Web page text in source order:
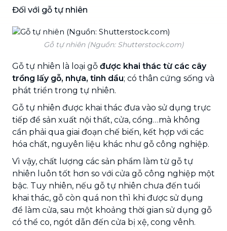
Đối với gỗ tự nhiên
Gỗ tự nhiên (Nguồn: Shutterstock.com)
Gỗ tự nhiên là loại gỗ được khai thác từ các cây
trồng lấy gỗ, nhựa, tinh dầu; có thân cứng sống và
phát triển trong tự nhiên.
Gỗ tự nhiên được khai thác đưa vào sử dụng trực
tiếp để sản xuất nội thất, cửa, cổng…mà không
cần phải qua giai đoạn chế biến, kết hợp với các
hóa chất, nguyên liệu khác như gỗ công nghiệp.
Vì vậy, chất lượng các sản phẩm làm từ gỗ tự
nhiên luôn tốt hơn so với cửa gỗ công nghiệp một
bậc. Tuy nhiên, nếu gỗ tự nhiên chưa đến tuổi
khai thác, gỗ còn quá non thì khi được sử dụng
để làm cửa, sau một khoảng thời gian sử dụng gỗ
có thể co, ngót dẫn đến cửa bị xệ, cong vênh.